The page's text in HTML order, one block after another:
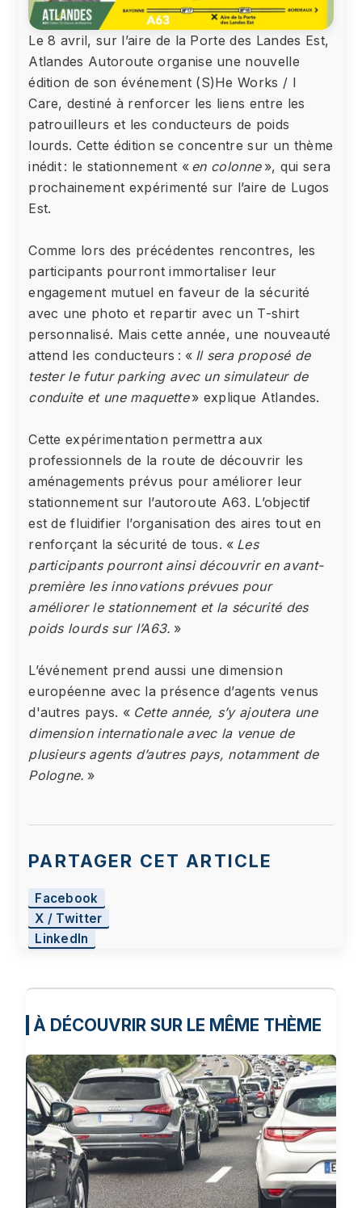
Le 8 avril, sur l’aire de la Porte des Landes Est,
Atlandes Autoroute organise une nouvelle
édition de son événement (S)He Works / I
Care, destiné à renforcer les liens entre les
patrouilleurs et les conducteurs de poids
lourds. Cette édition se concentre sur un thème
inédit : le stationnement « en colonne», qui sera
prochainement expérimenté sur l’aire de Lugos
Est.
Comme lors des précédentes rencontres, les
participants pourront immortaliser leur
engagement mutuel en faveur de la sécurité
avec une photo et repartir avec un T-shirt
personnalisé. Mais cette année, une nouveauté
attend les conducteurs : « Il sera proposé de
tester le futur parking avec un simulateur de
conduite et une maquette» explique Atlandes.
Cette expérimentation permettra aux
professionnels de la route de découvrir les
aménagements prévus pour améliorer leur
stationnement sur l’autoroute A63. L’objectif
est de fluidifier l’organisation des aires tout en
renforçant la sécurité de tous. « Les
participants pourront ainsi découvrir en avant-
première les innovations prévues pour
améliorer le stationnement et la sécurité des
poids lourds sur l’A63. »
L’événement prend aussi une dimension
européenne avec la présence d’agents venus
d'autres pays. « Cette année, s’y ajoutera une
dimension internationale avec la venue de
plusieurs agents d’autres pays, notamment de
Pologne. »
PARTAGER CET ARTICLE
Facebook
X / Twitter
LinkedIn
À DÉCOUVRIR SUR LE MÊME THÈME